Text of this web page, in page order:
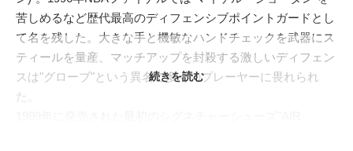
苦しめるなど歴代最高のディフェンシブポイントガードとし
て名を残した。大きな手と機敏なハンドチェックを武器にス
ティールを量産、マッチアップを封殺する激しいディフェン
スは"グローブ"という異名で多くのプレーヤーに畏れられ
た。
続きを読む